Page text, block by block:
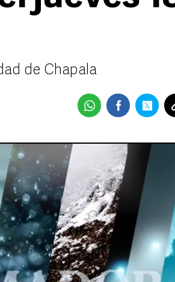
de Chapala